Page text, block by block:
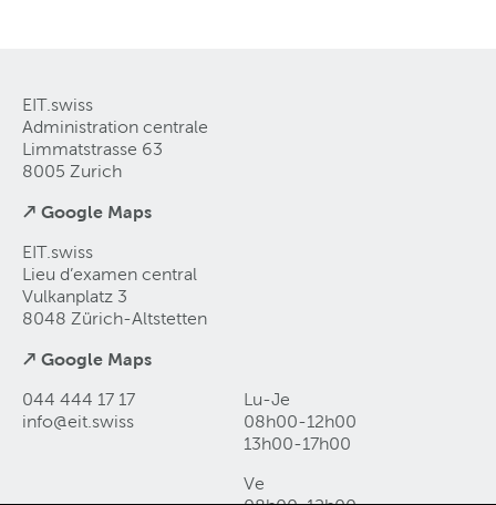
EIT.swiss
Administration centrale
Limmatstrasse 63
8005 Zurich
↗ Google Maps
EIT.swiss
Lieu d’examen central
Vulkanplatz 3
8048 Zürich-Altstetten
↗ Google Maps
044 444 17 17
info@eit swiss
Lu-Je
08h00-12h00
13h00-17h00
Ve